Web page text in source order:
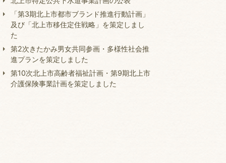
「第3期北上市都市ブランド推進行動計画」
及び「北上市移住定住戦略」を策定しまし
た
第2次きたかみ男女共同参画・多様性社会推
進プランを策定しました
第10次北上市高齢者福祉計画・第9期北上市
介護保険事業計画を策定しました